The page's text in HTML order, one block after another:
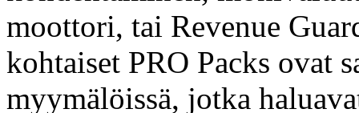
moottori, tai Revenue
kohtaiset PRO Packs ovat
myymälöissä, jotka